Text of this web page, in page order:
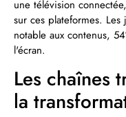
une télévision
sur ces plateformes.
notable aux contenus,
l'écran.
Les chaînes
la